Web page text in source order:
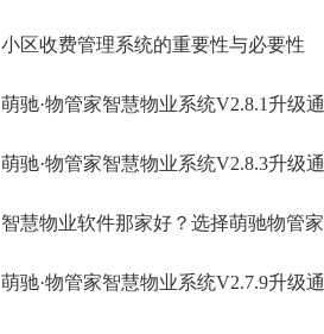
小区收费管理系统的重要性与必要性
萌驰·物管家智慧物业系统V2.8.1升级
萌驰·物管家智慧物业系统V2.8.3升级
智慧物业软件那家好？选择萌驰物管
萌驰·物管家智慧物业系统V2.7.9升级